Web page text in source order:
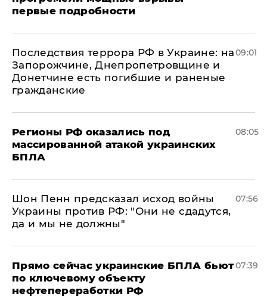
первые подробности
Последствия террора РФ в Украине: на
Запорожчине, Днепропетровщине и
Донетчине есть погибшие и раненые
гражданские
09:01
Регионы РФ оказались под
массированной атакой украинских
БПЛА
08:05
Шон Пенн предсказал исход войны
Украины против РФ: "Они не сдадутся,
да и мы не должны"
07:56
Прямо сейчас украинские БПЛА бьют
по ключевому объекту
нефтепереработки РФ
07:39